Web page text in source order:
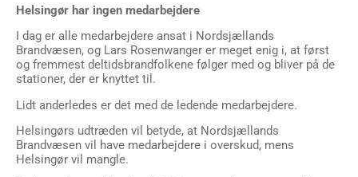
Helsingør har ingen medarbejdere
I dag er alle medarbejdere ansat i Nordsjællands
Brandvæsen, og Lars Rosenwanger er meget enig i, at først
og fremmest deltidsbrandfolkene følger med og bliver på de
stationer, der er knyttet til.
Lidt anderledes er det med de ledende medarbejdere.
Helsingørs udtræden vil betyde, at Nordsjællands
Brandvæsen vil have medarbejdere i overskud, mens
Helsingør vil mangle.